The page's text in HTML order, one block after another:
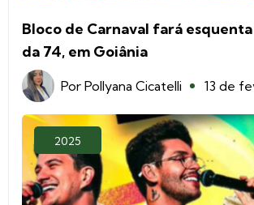
Bloco de Carnaval fará
da 74, em Goiânia
Por Pollyana Cicatelli 13 de
2025